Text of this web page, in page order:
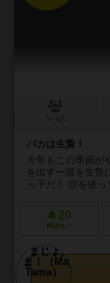
バカは生贄！
今年もこの季節が
を出すー誰を生贄
っ子だ！ 頭を使
20
興味あり